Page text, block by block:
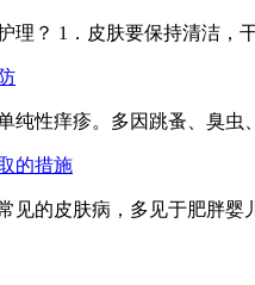
理？ 1．皮肤要保持清洁，
纯性痒疹。多因跳蚤、臭
的措施
见的皮肤病，多见于肥胖婴